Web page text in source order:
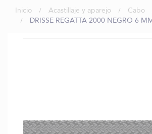
Inicio Acastillaje y aparejo Cabo
DRISSE REGATTA 2000 NEGRO 6